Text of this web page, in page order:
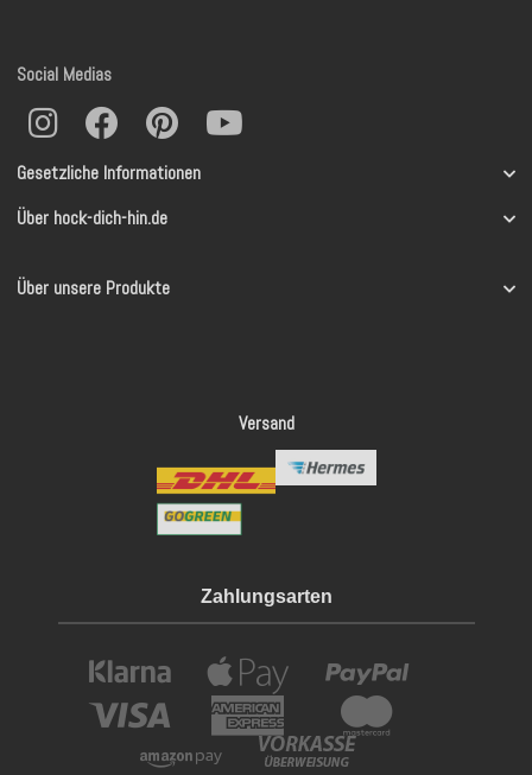
Gesetzliche Informationen
Über hock-dich-hin.de
Über unsere Produkte
Social Medias
Versand
Zahlungsarten